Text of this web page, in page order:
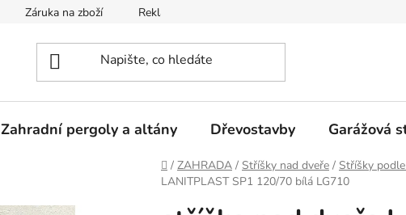
Záruka na zboží Reklamace
Zahradní pergoly a altány Dřevostavby Garážová
Domů
/ ZAHRADA / Stříšky nad dveře / Stříšky
LANITPLAST SP1 120/70 bílá LG710